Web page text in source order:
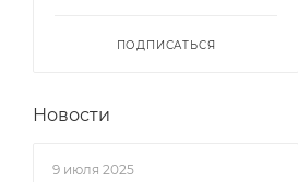
ПОДПИСАТЬСЯ
Новости
9 июля 2025